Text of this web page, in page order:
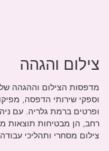
צילום והגהה
וספקי שירותי הדפסה,
ופרטים ברמת גלריה. עם
רחב, הן מבטיחות תוצאות
צילום מסחרי ותהליכי